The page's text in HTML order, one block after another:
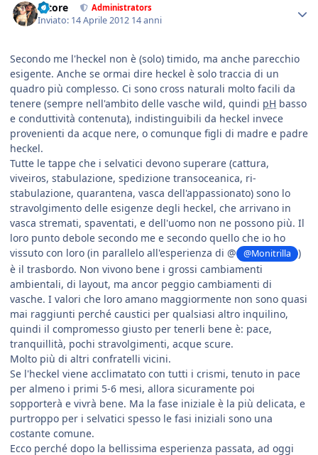
tatore Administrators
Inviato: 14 Aprile 2012 14 anni
Secondo me l'heckel non è (solo) timido, ma anche parecchio
esigente. Anche se ormai dire heckel è solo traccia di un
quadro più complesso. Ci sono cross naturali molto facili da
tenere (sempre nell'ambito delle vasche wild, quindi pH basso
e conduttività contenuta), indistinguibili da heckel invece
provenienti da acque nere, o comunque figli di madre e padre
heckel.
Tutte le tappe che i selvatici devono superare (cattura,
viveiros, stabulazione, spedizione transoceanica, ri-
stabulazione, quarantena, vasca dell'appassionato) sono lo
stravolgimento delle esigenze degli heckel, che arrivano in
vasca stremati, spaventati, e dell'uomo non ne possono più. Il
loro punto debole secondo me e secondo quello che io ho
vissuto con loro (in parallelo all'esperienza di @
@Monitrilla
)
è il trasbordo. Non vivono bene i grossi cambiamenti
ambientali, di layout, ma ancor peggio cambiamenti di
vasche. I valori che loro amano maggiormente non sono quasi
mai raggiunti perché caustici per qualsiasi altro inquilino,
quindi il compromesso giusto per tenerli bene è: pace,
tranquillità, pochi stravolgimenti, acque scure.
Molto più di altri confratelli vicini.
Se l'heckel viene acclimatato con tutti i crismi, tenuto in pace
per almeno i primi 5-6 mesi, allora sicuramente poi
sopporterà e vivrà bene. Ma la fase iniziale è la più delicata, e
purtroppo per i selvatici spesso le fasi iniziali sono una
costante comune.
Ecco perché dopo la bellissima esperienza passata, ad oggi